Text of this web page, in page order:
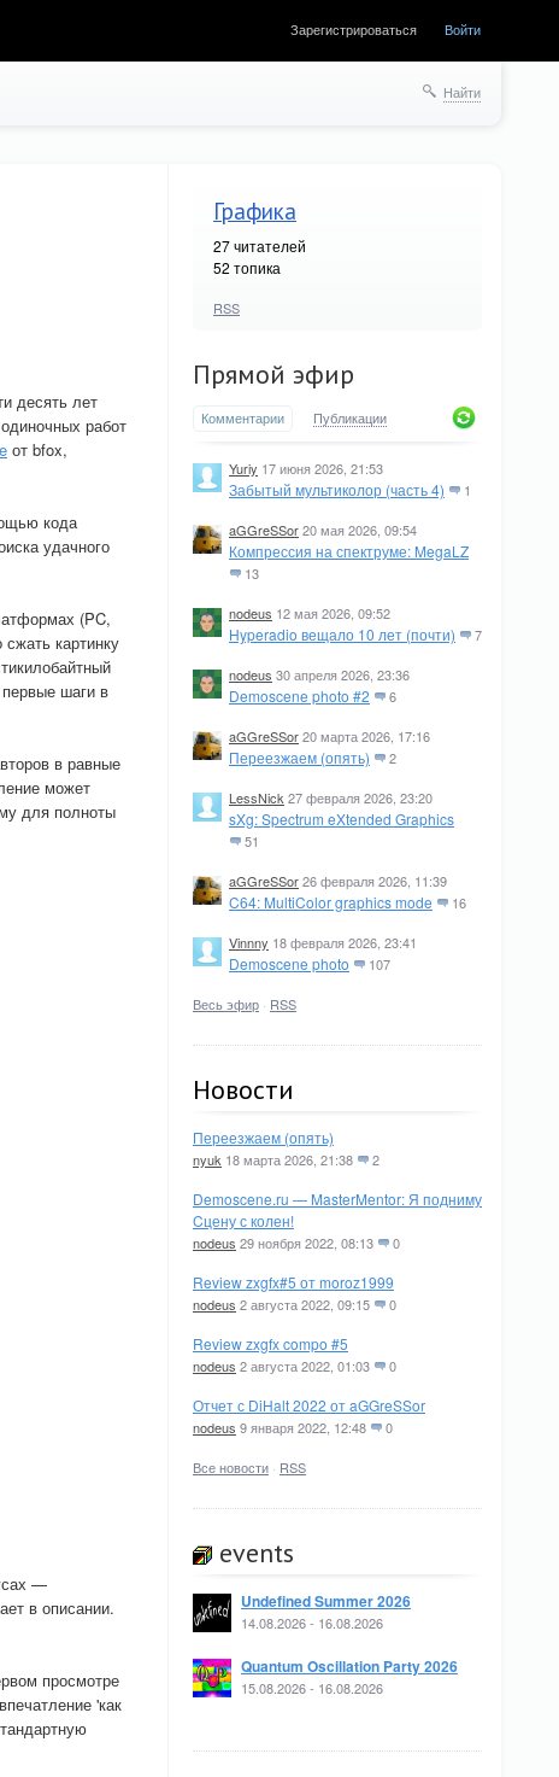
Зарегистрироваться Войти
Найти
Графика
27читателей
52 топика
RSS
Прямой эфир
Комментарии Публикации
Yuriy 17 июня 2026, 21:53
Забытый мультиколор (часть 4) 1
aGGreSSor20 мая 2026, 09:54
Компрессия на спектруме: MegaLZ
13
nodeus 12 мая 2026, 09:52
Hyperadio вещало 10 лет (почти) 7
nodeus 30 апреля 2026, 23:36
Demoscene photo #2 6
aGGreSSor20 марта 2026, 17:16
Переезжаем (опять) 2
LessNick 27 февраля 2026, 23:20
sXg: Spectrum eXtended Graphics
51
aGGreSSor26 февраля 2026, 11:39
C64: MultiColor graphics mode 16
Vinnny 18 февраля 2026, 23:41
Demoscene photo 107
Весь эфир · RSS
Новости
Переезжаем (опять)
nyuk 18 марта 2026, 21:38 2
Demoscene.ru — MasterMentor: Я подниму
Cцену с колен!
nodeus 29 ноября 2022, 08:13 0
Review zxgfx#5 от moroz1999
nodeus 2 августа 2022, 09:15 0
Review zxgfx compo #5
nodeus 2 августа 2022, 01:03 0
Отчет с DiHalt 2022 от aGGreSSor
nodeus 9 января 2022, 12:48 0
Все новости · RSS
events
Undefined Summer 2026
14.08.2026 - 16.08.2026
Quantum Oscillation Party 2026
15.08.2026 - 16.08.2026
десять лет
работ
от bfox,
кода
удачного
(PC,
картинку
шаги в
в равные
может
для полноты
—
в описании.
просмотре
'как